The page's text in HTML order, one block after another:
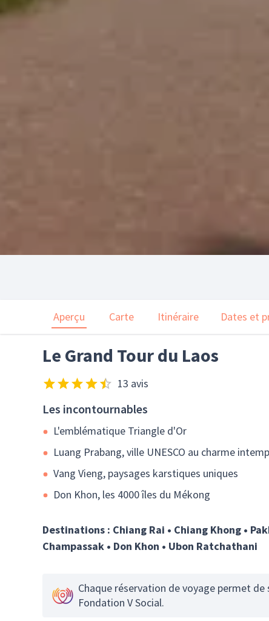
Aperçu Carte Itinéraire Dates et
Le Grand Tour du Laos
13 avis
Les incontournables
L'emblématique Triangle d'Or
Luang Prabang, ville UNESCO au charme
Vang Vieng, paysages karstiques uniques
Don Khon, les 4000 îles du Mékong
Destinations : Chiang Rai • Chiang Khong •
Champassak • Don Khon • Ubon Ratchathani
Chaque réservation de voyage permet
Fondation V Social.